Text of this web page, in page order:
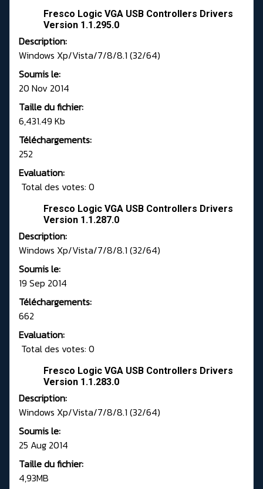
Fresco Logic VGA USB Controllers Drivers
Version 1.1.295.0
Description:
Windows Xp/Vista/7/8/8.1 (32/64)
Soumis le:
20 Nov 2014
Taille du fichier:
6,431.49 Kb
Téléchargements:
252
Evaluation:
Total des votes: 0
Fresco Logic VGA USB Controllers Drivers
Version 1.1.287.0
Description:
Windows Xp/Vista/7/8/8.1 (32/64)
Soumis le:
19 Sep 2014
Téléchargements:
662
Evaluation:
Total des votes: 0
Fresco Logic VGA USB Controllers Drivers
Version 1.1.283.0
Description:
Windows Xp/Vista/7/8/8.1 (32/64)
Soumis le:
25 Aug 2014
Taille du fichier:
4,93MB